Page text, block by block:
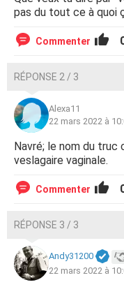
forcé a entré plus ?
Ma troisième
autre trucs plus
l'action, est ce que le
veux dire serré ?
Merci de m'aider et
pas du tout ce à quoi
Commenter
RÉPONSE 2 / 3
Alexa11
22 mars 2022 à
Navré; le nom du truc
veslagaire vaginale.
Commenter
RÉPONSE 3 / 3
Andy31200
22 mars 2022 à